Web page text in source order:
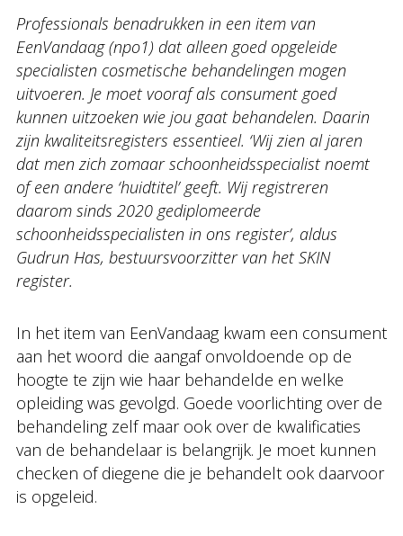
Professionals benadrukken in een item van
EenVandaag (npo1) dat alleen goed opgeleide
specialisten cosmetische behandelingen mogen
uitvoeren. Je moet vooraf als consument goed
kunnen uitzoeken wie jou gaat behandelen. Daarin
zijn kwaliteitsregisters essentieel. ‘Wij zien al jaren
dat men zich zomaar schoonheidsspecialist noemt
of een andere ‘huidtitel’ geeft. Wij registreren
daarom sinds 2020 gediplomeerde
schoonheidsspecialisten in ons register’, aldus
Gudrun Has, bestuursvoorzitter van het SKIN
register.
In het item van EenVandaag kwam een consument
aan het woord die aangaf onvoldoende op de
hoogte te zijn wie haar behandelde en welke
opleiding was gevolgd. Goede voorlichting over de
behandeling zelf maar ook over de kwalificaties
van de behandelaar is belangrijk. Je moet kunnen
checken of diegene die je behandelt ook daarvoor
is opgeleid.